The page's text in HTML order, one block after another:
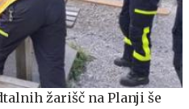
žarišč na Planji še